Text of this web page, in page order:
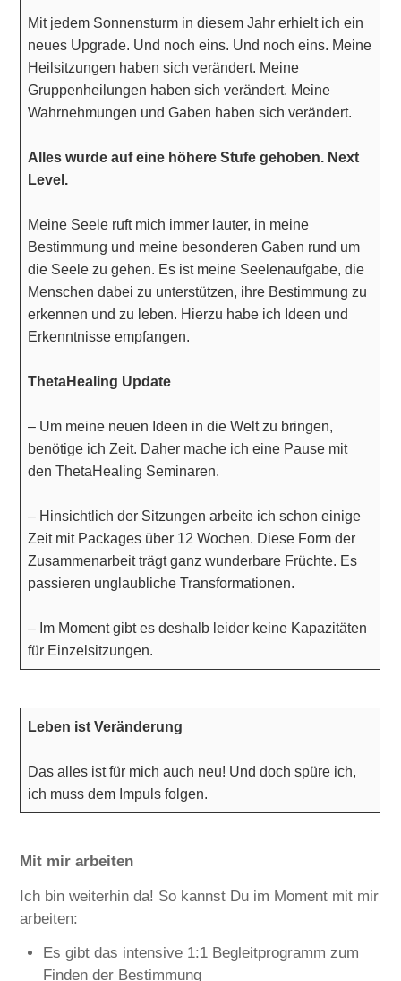
Mit jedem Sonnensturm in diesem Jahr erhielt ich ein
neues Upgrade. Und noch eins. Und noch eins. Meine
Heilsitzungen haben sich verändert. Meine
Gruppenheilungen haben sich verändert. Meine
Wahrnehmungen und Gaben haben sich verändert.
Alles wurde auf eine höhere Stufe gehoben. Next
Level.
Meine Seele ruft mich immer lauter, in meine
Bestimmung und meine besonderen Gaben rund um
die Seele zu gehen. Es ist meine Seelenaufgabe, die
Menschen dabei zu unterstützen, ihre Bestimmung zu
erkennen und zu leben. Hierzu habe ich Ideen und
Erkenntnisse empfangen.
ThetaHealing Update
– Um meine neuen Ideen in die Welt zu bringen,
benötige ich Zeit. Daher mache ich eine Pause mit
den ThetaHealing Seminaren.
– Hinsichtlich der Sitzungen arbeite ich schon einige
Zeit mit Packages über 12 Wochen. Diese Form der
Zusammenarbeit trägt ganz wunderbare Früchte. Es
passieren unglaubliche Transformationen.
– Im Moment gibt es deshalb leider keine Kapazitäten
für Einzelsitzungen.
Leben ist Veränderung
Das alles ist für mich auch neu! Und doch spüre ich,
ich muss dem Impuls folgen.
Mit mir arbeiten
Ich bin weiterhin da! So kannst Du im Moment mit mir
arbeiten:
Es gibt das intensive 1:1 Begleitprogramm zum
Finden der Bestimmung